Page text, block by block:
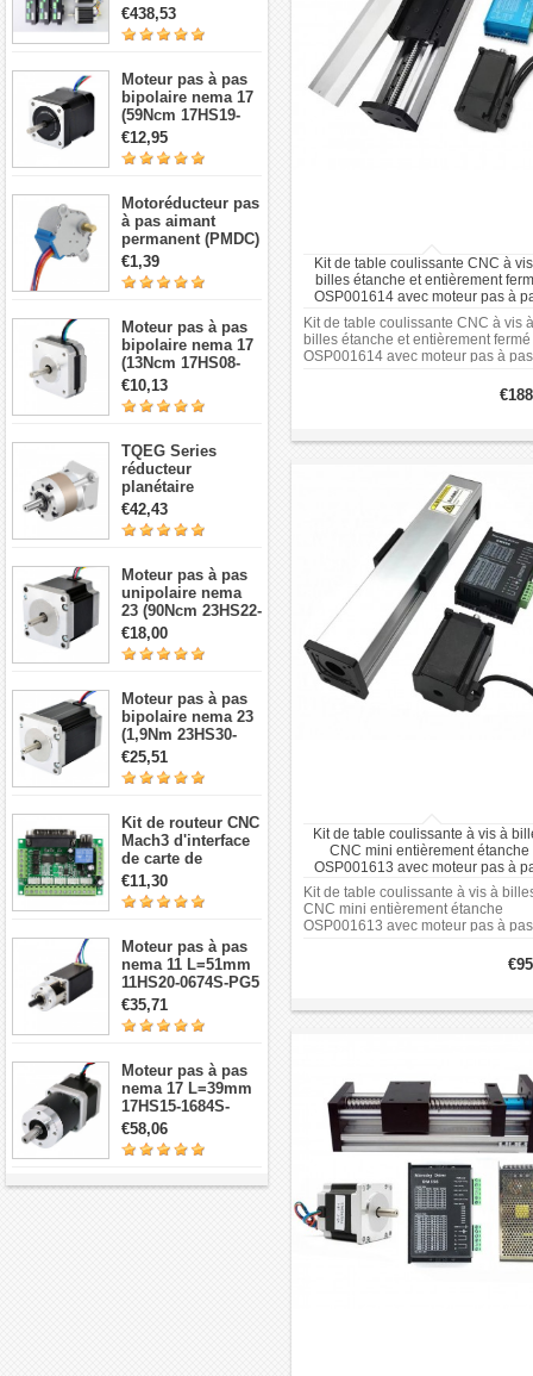
Driver + source de
courant)
€438,53
Moteur pas à pas
bipolaire nema 17
(59Ncm 17HS19-
2004S1 2A 4 fils
avec câble 1m et
connecteur)
€12,95
Motoréducteur pas
à pas aimant
permanent (PMDC)
5V 28BYJ-48,
réduction 64:1, 4
phases 5 fils 5 V
€1,39
Moteur pas à pas
bipolaire nema 17
(13Ncm 17HS08-
1004S 1,8 degré 1A
3,5V 4 fils)
€10,13
TQEG Series
réducteur
planétaire
TQEG17-G5 5:1
contrecoup 15arc-
min pour moteur
servomoteur Nema
17
€42,43
Moteur pas à pas
unipolaire nema
23 (90Ncm 23HS22-
1006S 1,8 degré 1A
7,4V 6 fils)
€18,00
Moteur pas à pas
bipolaire nema 23
(1,9Nm 23HS30-
2804S 1,8 degré
2,8A 3,2V 4 fils)
€25,51
Kit de routeur CNC
Mach3 d'interface
de carte de
dérivation CNC à 5
axes
€11,30
Moteur pas à pas
nema 11 L=51mm
11HS20-0674S-PG5
avec 5:1
réducteurs
planétaires
€35,71
Moteur pas à pas
nema 17 L=39mm
17HS15-1684S-
HG30 avec 14:1
réducteur
planétaire de haute
€58,06
Kit de table coulissante CNC à
billes étanche et entièrement
OSP001614 avec moteur pas à
NEMA 23 et driver HB8080C
Kit de table coulissante CNC à vis à
billes étanche et entièrement fermé
OSP001614 avec moteur pas à pas
Kit de table coulissante à vis à
CNC mini entièrement étanche
OSP001613 avec moteur pas à
Kit de table coulissante à vis à
CNC mini entièrement étanche
OSP001613 avec moteur pas à pas